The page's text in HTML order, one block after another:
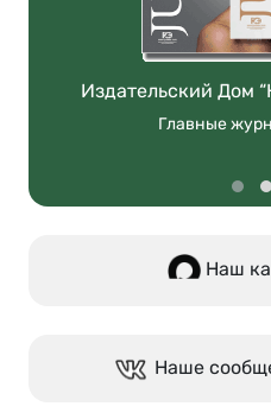
Издательский Дом
Главные
Наш
Наше